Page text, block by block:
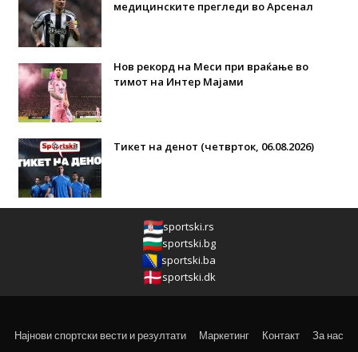
медицинските прегледи во Арсенал
Нов рекорд на Меси при враќање во
тимот на Интер Мајами
Тикет на денот (четврток, 06.08.2026)
sportski.rs
sportski.bg
sportski.ba
sportski.dk
Најнови спортски вести и резултати Маркетинг Контакт За нас